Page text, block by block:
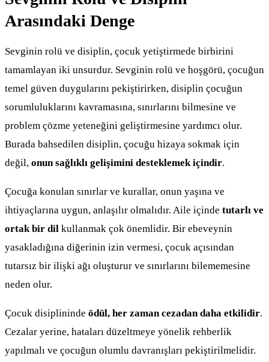
Arasındaki Denge
Sevginin rolü ve disiplin, çocuk yetiştirmede birbirini
tamamlayan iki unsurdur. Sevginin rolü ve hoşgörü, çocuğun
temel güven duygularını pekiştirirken, disiplin çocuğun
sorumluluklarını kavramasına, sınırlarını bilmesine ve
problem çözme yeteneğini geliştirmesine yardımcı olur.
Burada bahsedilen disiplin, çocuğu hizaya sokmak için
değil, onun sağlıklı gelişimini desteklemek içindir.
Çocuğa konulan sınırlar ve kurallar, onun yaşına ve
ihtiyaçlarına uygun, anlaşılır olmalıdır. Aile içinde tutarlı ve
ortak bir dil kullanmak çok önemlidir. Bir ebeveynin
yasakladığına diğerinin izin vermesi, çocuk açısından
tutarsız bir ilişki ağı oluşturur ve sınırlarını bilememesine
neden olur.
Çocuk disiplininde ödül, her zaman cezadan daha etkilidir.
Cezalar yerine, hataları düzeltmeye yönelik rehberlik
yapılmalı ve çocuğun olumlu davranışları pekiştirilmelidir.